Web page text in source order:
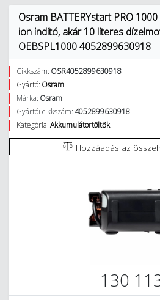
Osram BATTERYstart PRO
ion indító, akár 10 literes
OEBSPL1000 4052899630918
Cikkszám: OSR4052899630918
Gyártó: Osram
Márka: Osram
Gyártói cikkszám:4052899630918
Kategória:Akkumulátortöltők
Hozzáadás az
130